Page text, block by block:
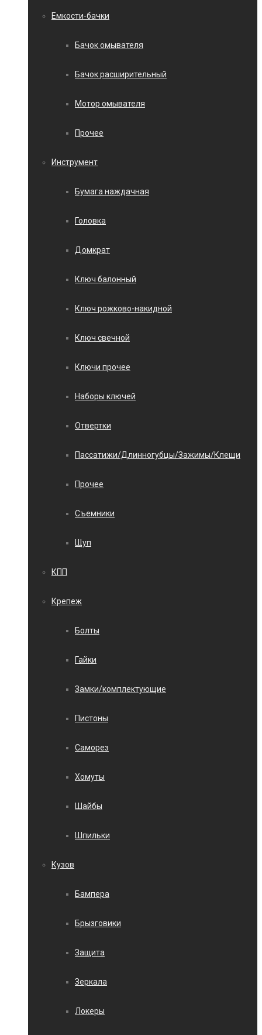
Емкости-бачки
Бачок омывателя
Бачок расширительный
Мотор омывателя
Прочее
Инструмент
Бумага наждачная
Головка
Домкрат
Ключ балонный
Ключ рожково-накидной
Ключ свечной
Ключи прочее
Наборы ключей
Отвертки
Пассатижи/Длинногубцы/Зажимы/Клещи
Прочее
Съемники
Щуп
КПП
Крепеж
Болты
Гайки
Замки/комплектующие
Пистоны
Саморез
Хомуты
Шайбы
Шпильки
Кузов
Бампера
Брызговики
Защита
Зеркала
Локеры